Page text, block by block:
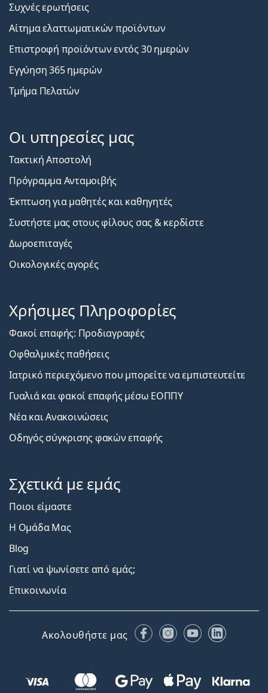
Συχνές ερωτήσεις
Αίτημα ελαττωματικών προϊόντων
Επιστροφή προϊόντων εντός 30 ημερών
Εγγύηση 365 ημερών
Τμήμα Πελατών
Οι υπηρεσίες μας
Τακτική Αποστολή
Πρόγραμμα Ανταμοιβής
Έκπτωση για μαθητές και καθηγητές
Συστήστε μας στους φίλους σας & κερδίστε
Δωροεπιταγές
Οικολογικές αγορές
Χρήσιμες Πληροφορίες
Φακοί επαφής: Προδιαγραφές
Οφθαλμικές παθήσεις
Ιατρικό περιεχόμενο που μπορείτε να εμπιστευτείτε
Γυαλιά και φακοί επαφής μέσω ΕΟΠΠΥ
Νέα και Ανακοινώσεις
Οδηγός σύγκρισης φακών επαφής
Σχετικά με εμάς
Ποιοι είμαστε
Η Ομάδα Μας
Blog
Γιατί να ψωνίσετε από εμάς;
Επικοινωνία
Ακολουθήστε μας FacebookInstagram
YouTubeLinkedIn